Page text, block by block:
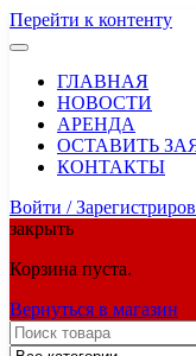
Перейти к контенту
ГЛАВНАЯ
НОВОСТИ
АРЕНДА
ОСТАВИТЬ
КОНТАКТЫ
Войти /
закрыть
Корзина пуста.
Вернуться в магазин